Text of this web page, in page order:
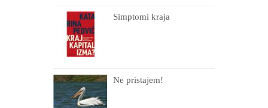
Simptomi kraja
Ne pristajem!